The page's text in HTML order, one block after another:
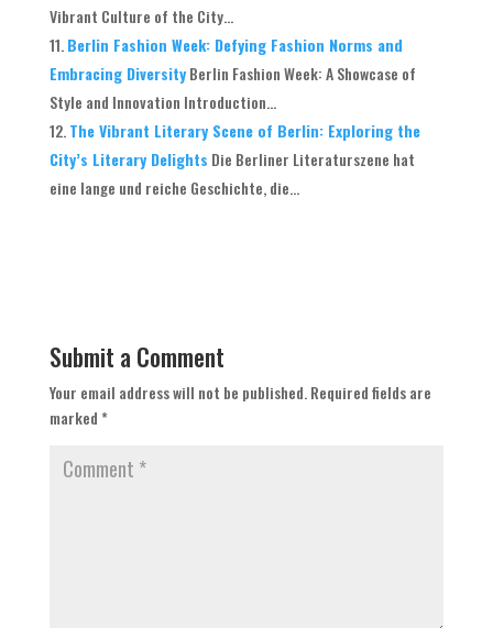
Vibrant Culture of the City...
Berlin Fashion Week: Defying Fashion Norms and
Embracing Diversity Berlin Fashion Week: A Showcase of
Style and Innovation Introduction...
The Vibrant Literary Scene of Berlin: Exploring the
City’s Literary Delights Die Berliner Literaturszene hat
eine lange und reiche Geschichte, die...
Submit a Comment
Your email address will not be published. Required fields are
marked*